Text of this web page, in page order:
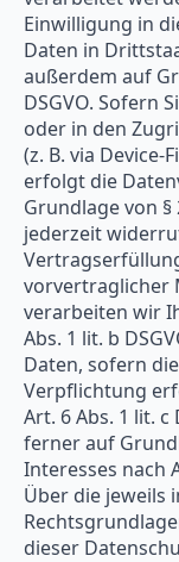
Einwilligung in
Daten in
außerdem auf
DSGVO. Sofern
oder in den
(z. B. via
erfolgt die
Grundlage von §
jederzeit
vorvertraglicher
verarbeiten wir
Abs. 1 lit. b
Daten, sofern
Verpflichtung
Art. 6 Abs. 1 lit.
ferner auf
Interesses nach
Über die jeweils
dieser